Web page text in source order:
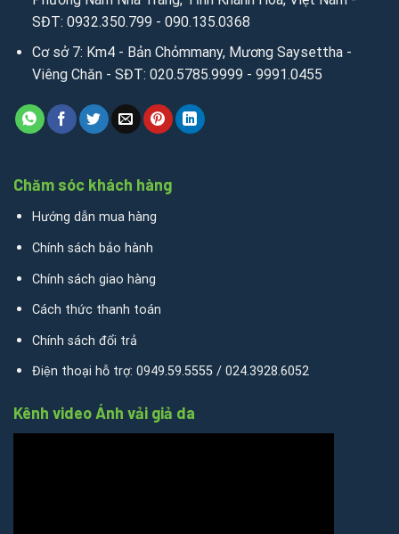
Người đưa tin: Mr Kim Cương
SĐT: 0932.350.799 - 090.135.0368
Cơ sở 7: Km4 - Bản Chỏmmany, Mương Saysettha -
Viêng Chăn - SĐT: 020.5785.9999 - 9991.0455
Chăm sóc khách hàng
Hướng dẫn mua hàng
Chính sách bảo hành
Chính sách giao hàng
Cách thức thanh toán
Chính sách đổi trả
Điện thoại hỗ trợ: 0949.59.5555 / 024.3928.6052
Kênh video Ánh vải giả da